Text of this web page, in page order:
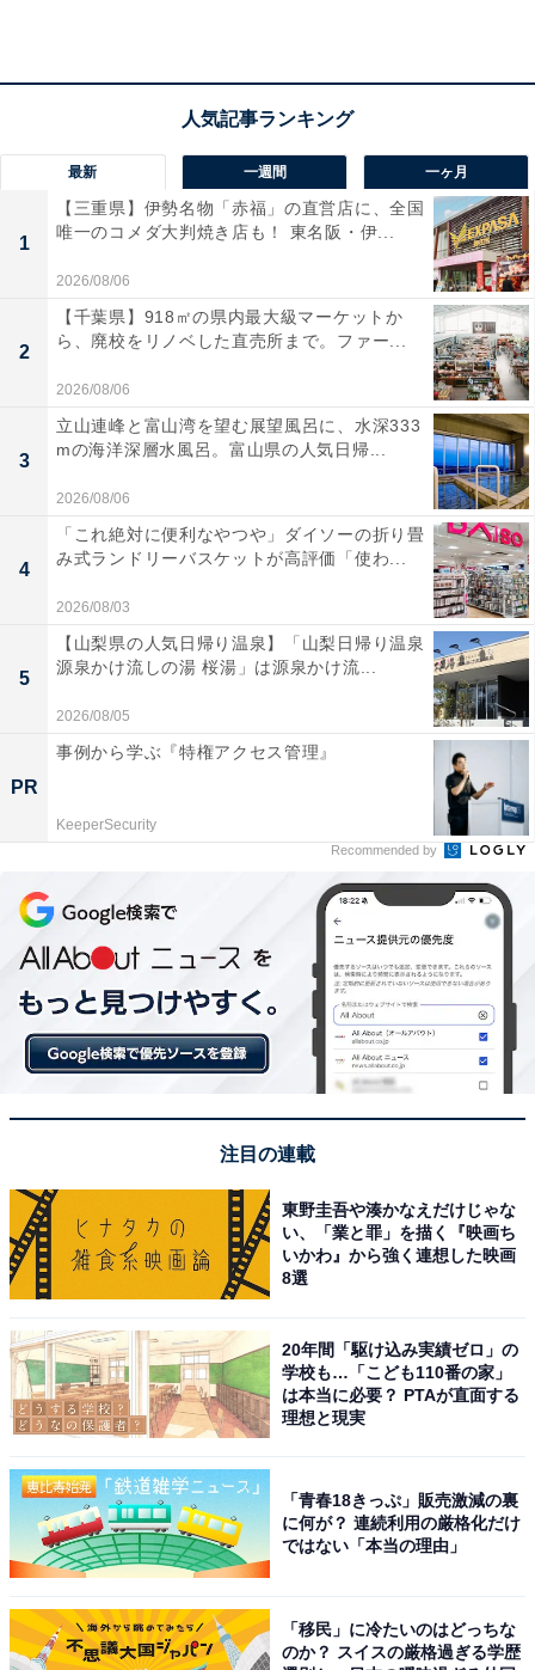
「十二坊温泉ゆらら」の口コミは？
「十二坊温泉ゆらら」には以下のような口コミが寄せら
れています。
露天風呂からの景色が圧倒的に素晴らしく、昼間は
緑豊かな山々、夜にはきれいな星空を眺めながら開
放的な気分で温泉に浸かることができる。
敷地内にファミリーキャンプ場が併設されているた
め、アウトドアを満喫した後にすぐ本格的な天然温
泉やドライサウナ、水風呂を利用してリフレッシュ
できる。
館内は清掃が行き届いていて清潔感があり、アット
次ページ
「十二坊温泉ゆらら」のアクセス
最新 一週間 一ヶ月
1
【三重県】伊勢名物「赤福」の直営店に、全国
唯一のコメダ大判焼き店も！ 東名阪・伊...
2026/08/06
2
【千葉県】918㎡の県内最大級マーケットか
ら、廃校をリノベした直売所まで。ファー...
2026/08/06
3
立山連峰と富山湾を望む展望風呂に、水深333
mの海洋深層水風呂。富山県の人気日帰...
2026/08/06
4
「これ絶対に便利なやつや」ダイソーの折り畳
み式ランドリーバスケットが高評価「使わ...
2026/08/03
5
【山梨県の人気日帰り温泉】「山梨日帰り温泉
源泉かけ流しの湯 桜湯」は源泉かけ流...
2026/08/05
PR
事例から学ぶ『特権アクセス管理』
KeeperSecurity
Recommended by
注目の連載
東野圭吾や湊かなえだけじゃな
い、「業と罪」を描く『映画ち
いかわ』から強く連想した映画
8選
20年間「駆け込み実績ゼロ」の
学校も…「こども110番の家」
は本当に必要？ PTAが直面する
理想と現実
「青春18きっぷ」販売激減の裏
に何が？ 連続利用の厳格化だけ
ではない「本当の理由」
「移民」に冷たいのはどっちな
のか？ スイスの厳格過ぎる学歴